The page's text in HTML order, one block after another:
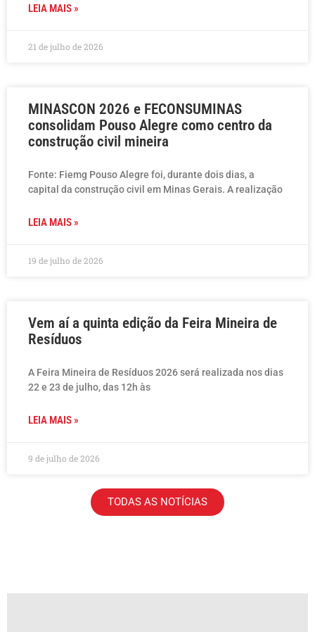
LEIA MAIS »
21 de julho de 2026
MINASCON 2026 e FECONSUMINAS
consolidam Pouso Alegre como centro da
construção civil mineira
Fonte: Fiemg Pouso Alegre foi, durante dois dias, a
capital da construção civil em Minas Gerais. A realização
LEIA MAIS »
19 de julho de 2026
Vem aí a quinta edição da Feira Mineira de
Resíduos
A Feira Mineira de Resíduos 2026 será realizada nos dias
22 e 23 de julho, das 12h às
LEIA MAIS »
9 de julho de 2026
TODAS AS NOTÍCIAS